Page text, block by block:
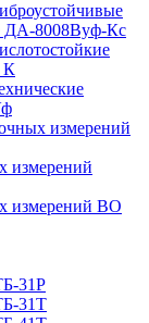
ДА-8008Вуф-Кс
К
измерений
измерений
измерений ВО
31Р
31Т